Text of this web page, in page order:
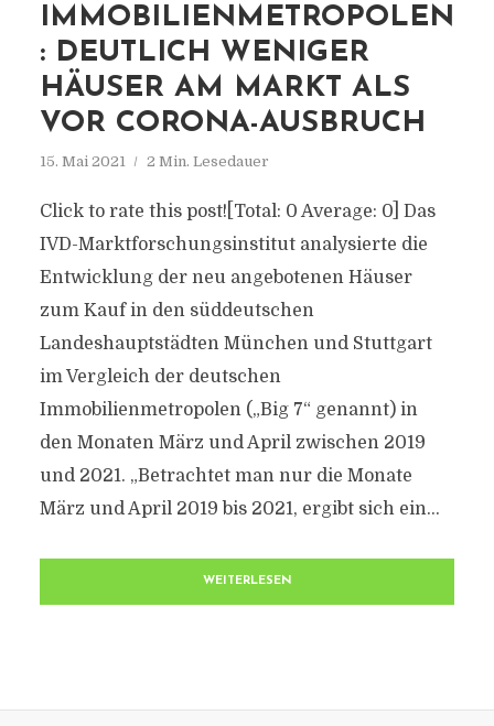
IMMOBILIENMETROPOLEN
: DEUTLICH WENIGER
HÄUSER AM MARKT ALS
VOR CORONA-AUSBRUCH
15. Mai 2021 2 Min. Lesedauer
Click to rate this post![Total: 0 Average: 0] Das
IVD-Marktforschungsinstitut analysierte die
Entwicklung der neu angebotenen Häuser
zum Kauf in den süddeutschen
Landeshauptstädten München und Stuttgart
im Vergleich der deutschen
Immobilienmetropolen („Big 7“ genannt) in
den Monaten März und April zwischen 2019
und 2021. „Betrachtet man nur die Monate
März und April 2019 bis 2021, ergibt sich ein...
WEITERLESEN